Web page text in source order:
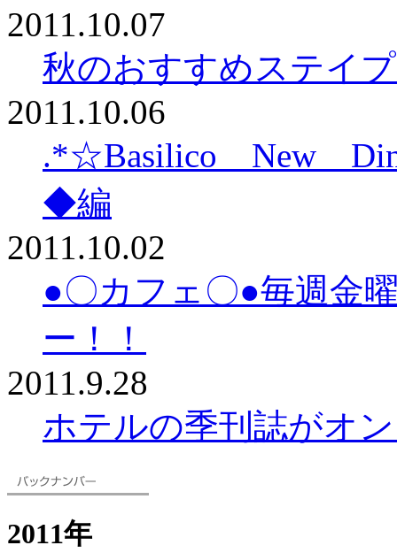
2011.10.07
秋のおすすめステイ
2011.10.06
.*☆Basilico New
◆編
2011.10.02
●〇カフェ〇●毎週金
ー！！
2011.9.28
ホテルの季刊誌がオ
2011年